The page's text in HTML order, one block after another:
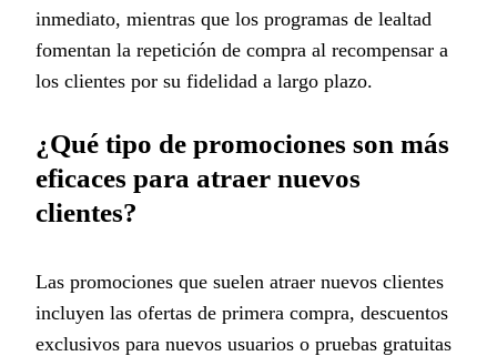
inmediato, mientras que los programas de lealtad
fomentan la repetición de compra al recompensar a
los clientes por su fidelidad a largo plazo.
¿Qué tipo de promociones son más
eficaces para atraer nuevos
clientes?
Las promociones que suelen atraer nuevos clientes
incluyen las ofertas de primera compra, descuentos
exclusivos para nuevos usuarios o pruebas gratuitas